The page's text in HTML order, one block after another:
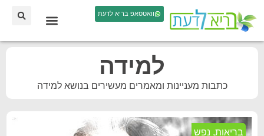
וואטסאפ בריא לדעת
למידה
כתבות מעניינות ומאמרים מעשירים בנושא למידה
בריאות, נפש